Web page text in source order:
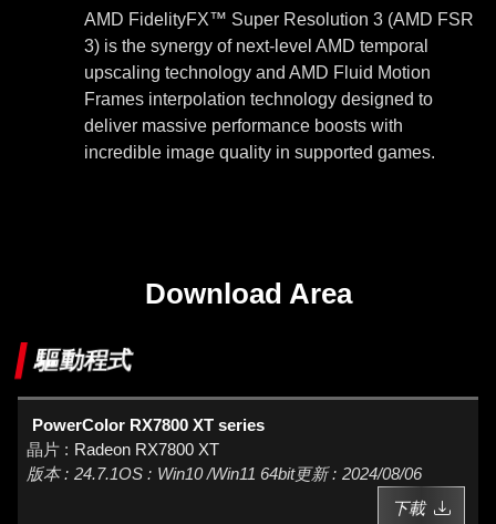
AMD FidelityFX™ Super Resolution 3 (AMD FSR
3) is the synergy of next-level AMD temporal
upscaling technology and AMD Fluid Motion
Frames interpolation technology designed to
deliver massive performance boosts with
incredible image quality in supported games.
Download Area
驅動程式
PowerColor RX7800 XT series
Radeon RX7800 XT
24.7.1
Win10 /Win11 64bit
2024/08/06
下載